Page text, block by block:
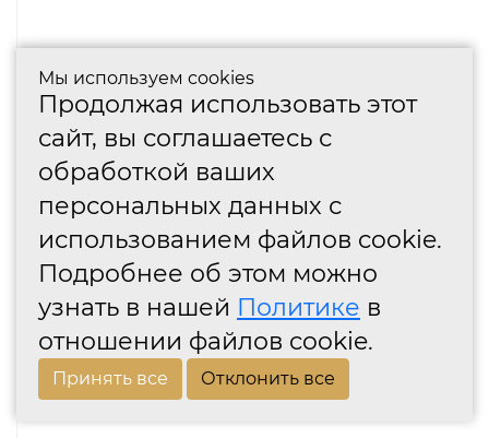
Мы используем cookies
Продолжая использовать этот
сайт, вы соглашаетесь с
обработкой ваших
персональных данных с
использованием файлов cookie.
Подробнее об этом можно
узнать в нашей Политике в
отношении файлов cookie.
Принять все Отклонить все